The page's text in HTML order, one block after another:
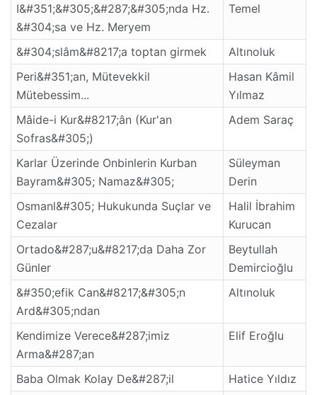
I&#351;&#305;&#287;&#305;nda Hz.
&#304;sa ve Hz. Meryem
Temel
&#304;slâm&#8217;a toptan girmek
Altınoluk
Peri&#351;an, Mütevekkil
Mütebessim...
Hasan Kâmil
Yılmaz
Mâide-i Kur&#8217;ân (Kur'an
Sofras&#305;)
Adem Saraç
Karlar Üzerinde Onbinlerin Kurban
Bayram&#305; Namaz&#305;
Süleyman
Derin
Osmanl&#305; Hukukunda Suçlar ve
Cezalar
Halil İbrahim
Kurucan
Ortado&#287;u&#8217;da Daha Zor
Günler
Beytullah
Demircioğlu
&#350;efik Can&#8217;&#305;n
Ard&#305;ndan
Altınoluk
Kendimize Verece&#287;imiz
Arma&#287;an
Elif Eroğlu
Baba Olmak Kolay De&#287;il
Hatice Yıldız